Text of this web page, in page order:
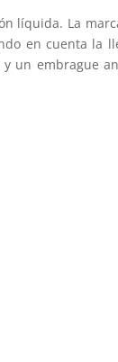
líquida. La
en cuenta la
un embrague